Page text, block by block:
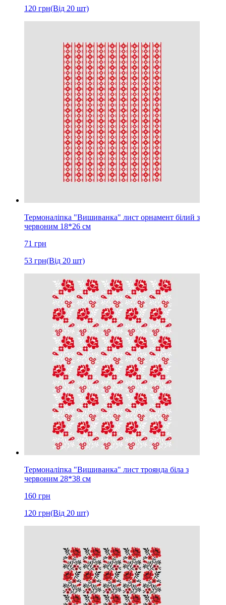
120 грн(Від 20 шт)
Термоналіпка "Вишиванка" лист орнамент білий з
червоним 18*26 см
71 грн
53 грн(Від 20 шт)
Термоналіпка "Вишиванка" лист троянда біла з
червоним 28*38 см
160 грн
120 грн(Від 20 шт)